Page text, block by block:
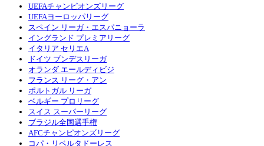
UEFAチャンピオンズリーグ
UEFAヨーロッパリーグ
スペイン リーガ・エスパニョーラ
イングランド プレミアリーグ
イタリア セリエA
ドイツ ブンデスリーガ
オランダ エールディビジ
フランス リーグ・アン
ポルトガル リーガ
ベルギー プロリーグ
スイス スーパーリーグ
ブラジル全国選手権
AFCチャンピオンズリーグ
コパ・リベルタドーレス